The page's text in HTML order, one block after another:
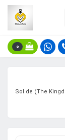
0
ادکلن زنانه لطافه مدل المملکه زنانه رایحه سول د ژانیرو 40 (The Kingdom) Sol de